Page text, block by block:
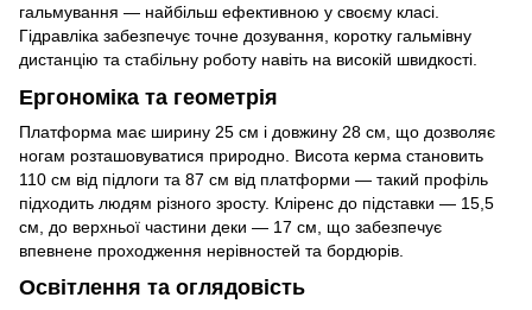
гальмування — найбільш ефективною у своєму класі.
Гідравліка забезпечує точне дозування, коротку гальмівну
дистанцію та стабільну роботу навіть на високій швидкості.
Ергономіка та геометрія
Платформа має ширину 25 см і довжину 28 см, що дозволяє
ногам розташовуватися природно. Висота керма становить
110 см від підлоги та 87 см від платформи — такий профіль
підходить людям різного зросту. Кліренс до підставки — 15,5
см, до верхньої частини деки — 17 см, що забезпечує
впевнене проходження нерівностей та бордюрів.
Освітлення та оглядовість